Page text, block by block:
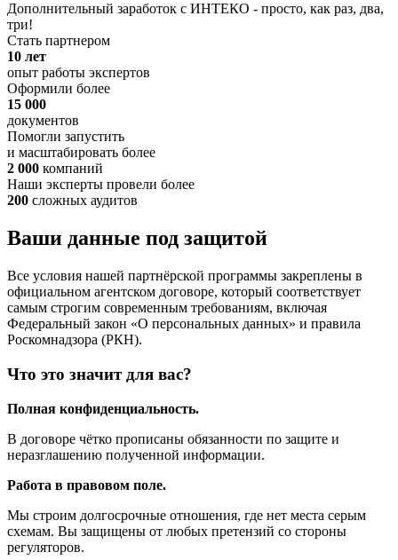
Дополнительный заработок с ИНТЕКО - просто, как раз, два,
три!
Стать партнером
10 лет
опыт работы экспертов
Оформили более
15 000
документов
Помогли запустить
и масштабировать более
2 000 компаний
Наши эксперты провели более
200 сложных аудитов
Ваши данные под защитой
Все условия нашей партнёрской программы закреплены в
официальном агентском договоре, который соответствует
самым строгим современным требованиям, включая
Федеральный закон «О персональных данных» и правила
Роскомнадзора (РКН).
Что это значит для вас?
Полная конфиденциальность.
В договоре чётко прописаны обязанности по защите и
неразглашению полученной информации.
Работа в правовом поле.
Мы строим долгосрочные отношения, где нет места серым
схемам. Вы защищены от любых претензий со стороны
регуляторов.